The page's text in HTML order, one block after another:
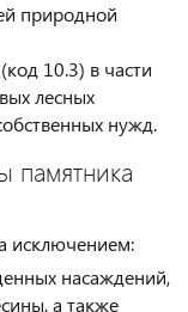
природной
10.3) в части
лесных
нужд.
памятника
исключением:
насаждений,
а также